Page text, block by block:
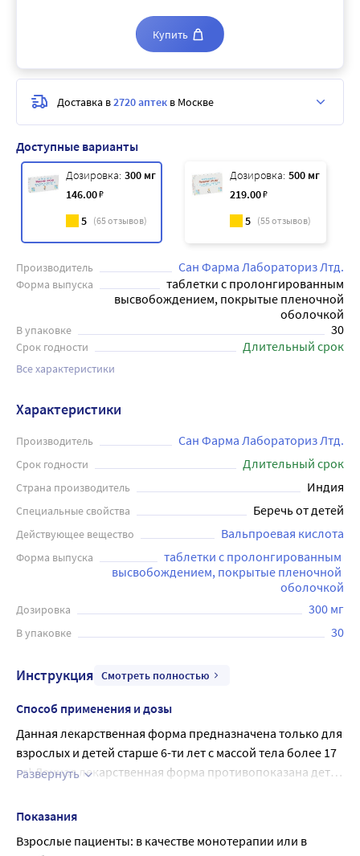
Доступные варианты
Дозировка: 300 мг
146.00₽
5 (65отзывов)
Дозировка: 500 мг
219.00₽
5 (55отзывов)
Производитель Сан Фарма Лабораториз Лтд.
Форма выпуска
таблетки с пролонгированным
высвобождением, покрытые пленочной
оболочкой
В упаковке 30
Срок годности Длительный срок
Все характеристики
Купить
Доставка в2720 аптек в Москве
Характеристики
Производитель Сан Фарма Лабораториз Лтд.
Срок годности Длительный срок
Страна производитель Индия
Специальные свойства Беречь от детей
Действующее вещество Вальпроевая кислота
Форма выпуска
таблетки с пролонгированным
высвобождением, покрытые пленочной
оболочкой
Дозировка 300 мг
В упаковке 30
Инструкция Смотреть полностью
Способ применения и дозы
Данная лекарственная форма предназначена только для
взрослых и детей старше 6-ти лет с массой тела более 17
кг! Данная лекарственная форма противопоказана детям
пути при глотании)! Энкорат хроно® представляет собой
действующего вещества. Пролонгированное
мг вальпроевой кислоты/кг массы тела (600-1200 мг);
25 мг вальпроевой кислоты/кг массы тела (1000-1500
Развернуть
Показания
Взрослые пациенты: в качестве монотерапии или в